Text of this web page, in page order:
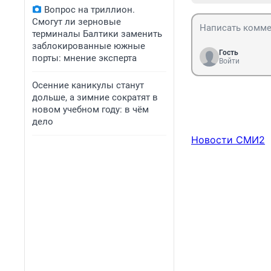
Вопрос на триллион.
Смогут ли зерновые
терминалы Балтики заменить
заблокированные южные
порты: мнение эксперта
Осенние каникулы станут
дольше, а зимние сократят в
новом учебном году: в чём
дело
Гость
Войти
Новости СМИ2